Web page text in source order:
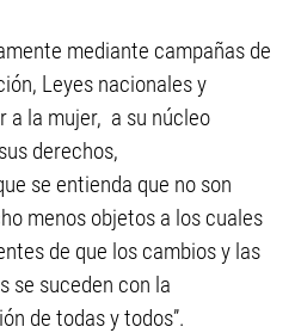
mediante campañas de
Leyes nacionales y
a la mujer, a su núcleo
derechos,
se entienda que no son
menos objetos a los cuales
de que los cambios y las
se suceden con la
de todas y todos”.